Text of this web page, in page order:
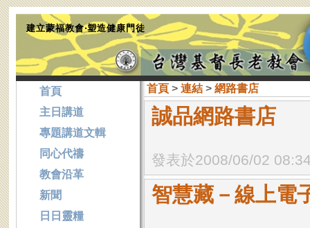
建立蒙福教會‧塑造健康門徒
首頁> 連結> 網路書店
誠品網路書店
發表於2008/06/02
智慧藏－線上電
首頁
主日講道
專題講道文輯
同心代禱
教會沿革
新聞
日日靈糧